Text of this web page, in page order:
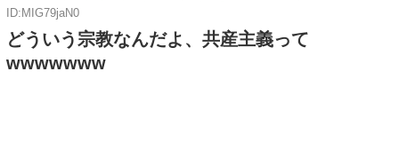
ID:MIG79jaN0
どういう宗教なんだよ、共産主義って
wwwwwww